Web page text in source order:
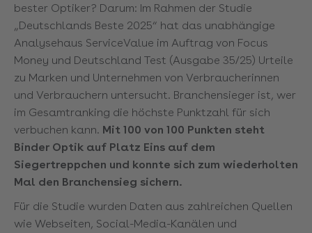
bester Optiker? Darum: Im Rahmen der Studie
„Deutschlands Beste 2025“ hat das unabhängige
Analysehaus ServiceValue im Auftrag von Focus
Money und Deutschland Test (Ausgabe 35/25) Urteile
zu Marken und Unternehmen von Verbraucherinnen
und Verbrauchern untersucht. Branchensieger ist, wer
im Gesamtranking die höchste Punktzahl für sich
verbuchen kann. Mit 100 von 100 Punkten steht
Binder Optik auf Platz Eins auf dem
Siegertreppchen und konnte sich zum wiederholten
Mal den Branchensieg sichern.
Für die Studie wurden Daten aus zahlreichen Quellen
wie Webseiten, Social-Media-Kanälen und